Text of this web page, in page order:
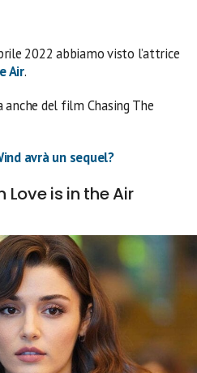
2022 abbiamo visto l’attrice
Air.
del film Chasing The
avrà un sequel?
Love is in the Air